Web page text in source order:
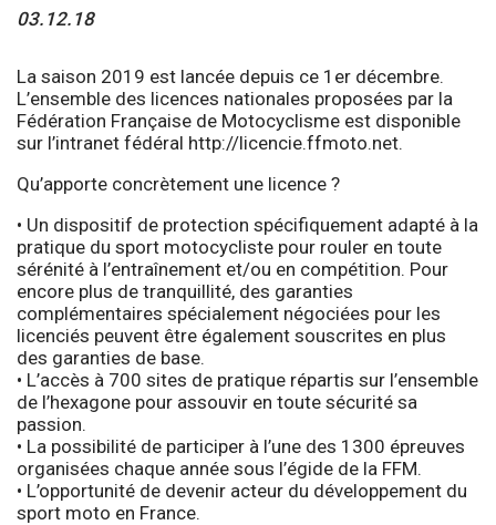
03.12.18
La saison 2019 est lancée depuis ce 1er décembre.
L’ensemble des licences nationales proposées par la
Fédération Française de Motocyclisme est disponible
sur l’intranet fédéral http://licencie.ffmoto.net.
Qu’apporte concrètement une licence ?
• Un dispositif de protection spécifiquement adapté à la
pratique du sport motocycliste pour rouler en toute
sérénité à l’entraînement et/ou en compétition. Pour
encore plus de tranquillité, des garanties
complémentaires spécialement négociées pour les
licenciés peuvent être également souscrites en plus
des garanties de base.
• L’accès à 700 sites de pratique répartis sur l’ensemble
de l’hexagone pour assouvir en toute sécurité sa
passion.
• La possibilité de participer à l’une des 1300 épreuves
organisées chaque année sous l’égide de la FFM.
• L’opportunité de devenir acteur du développement du
sport moto en France.